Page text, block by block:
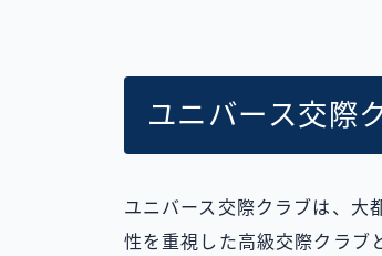
ユニバース交際
ユニバース交際クラブは、大
性を重視した高級交際クラブ